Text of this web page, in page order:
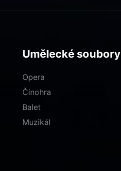
Umělecké soubory
Opera
Činohra
Balet
Muzikál